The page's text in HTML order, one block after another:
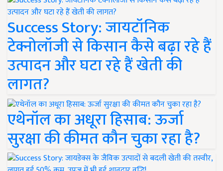
Success Story: जायटॉनिक
टेक्नोलॉजी से किसान कैसे बढ़ा रहे हैं
उत्पादन और घटा रहे हैं खेती की
लागत?
एथेनॉल का अधूरा हिसाब: ऊर्जा
सुरक्षा की कीमत कौन चुका रहा है?